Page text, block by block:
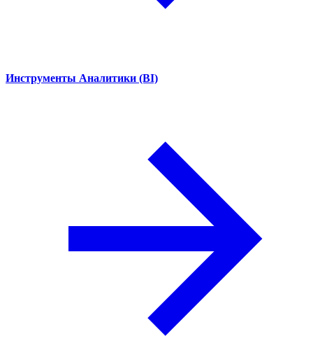
Инструменты Аналитики (BI)